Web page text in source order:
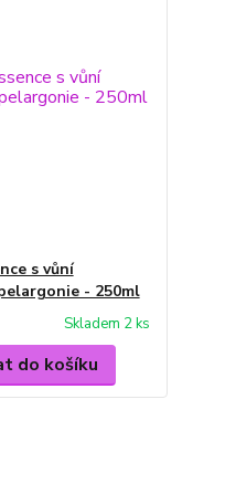
s vůní
- 250ml
Skladem 2 ks
do košíku